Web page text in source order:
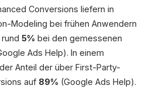
Conversions liefern in
Modeling bei frühen Anwendern
5% bei den gemessenen
Ads Help). In einem
Anteil der über First-Party-
auf 89% (Google Ads Help).